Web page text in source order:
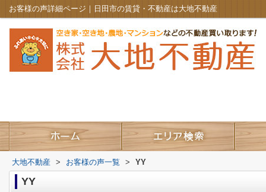
お客様の声詳細ページ｜日田市の賃貸・不動産は大地不動産
大地不動産 > お客様の声一覧 > YY
YY